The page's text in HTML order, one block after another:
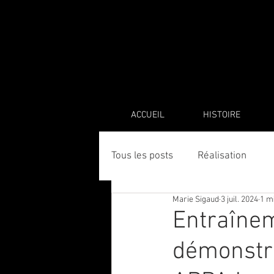
ACCUEIL HISTOIRE
Tous les posts Réalisation
Marie Sigaud 3 juil. 2024 1